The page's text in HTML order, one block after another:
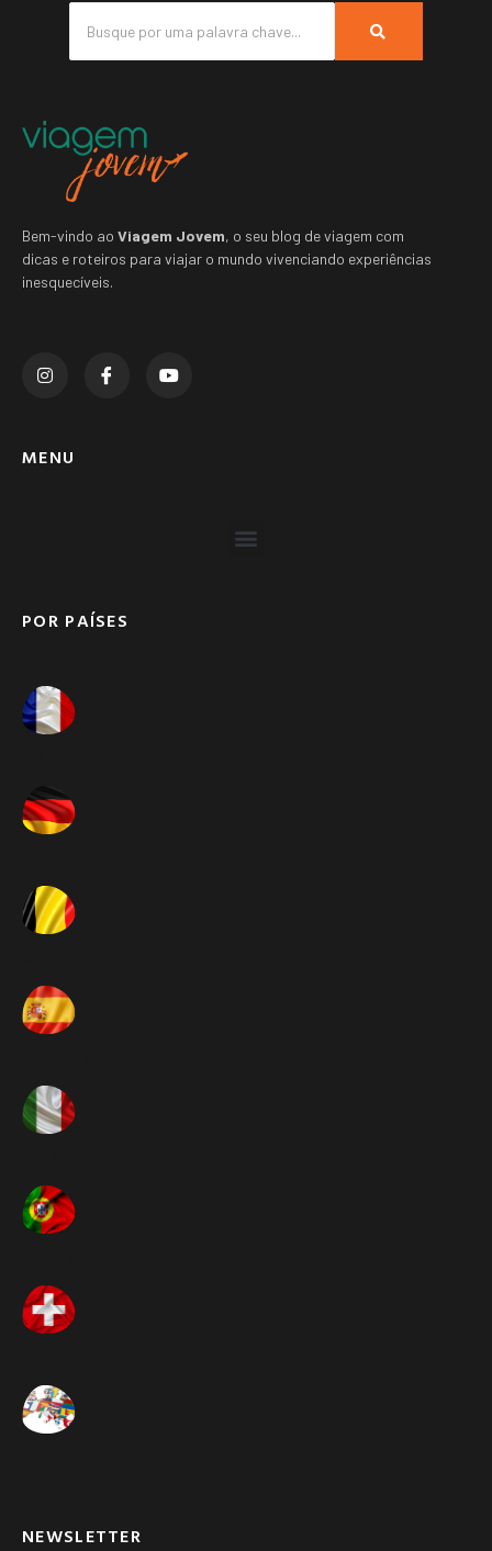
Bem-vindo ao Viagem Jovem, o seu blog de viagem com
dicas e roteiros para viajar o mundo vivenciando experiências
inesquecíveis.
MENU
POR PAÍSES
NEWSLETTER